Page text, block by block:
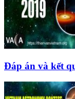
Đáp án và kết